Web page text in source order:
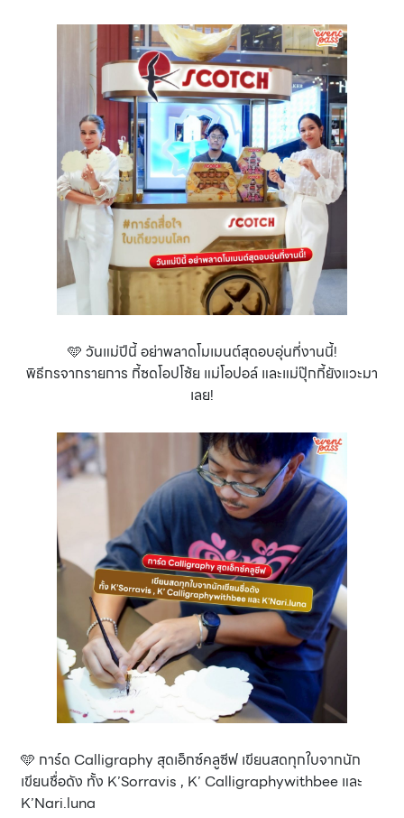
🩵 วันแม่ปีนี้ อย่าพลาดโมเมนต์สุดอบอุ่นที่งานนี้!
พิธีกรจากรายการ กี้ซดโอปโซ้ย แม่โอปอล์ และแม่ปุ๊กกี้ยังแวะมา
เลย!
🩵 การ์ด Calligraphy สุดเอ็กซ์คลูซีฟ เขียนสดทุกใบจากนัก
เขียนชื่อดัง ทั้ง K’Sorravis , K’ Calligraphywithbee และ
K’Nari.luna